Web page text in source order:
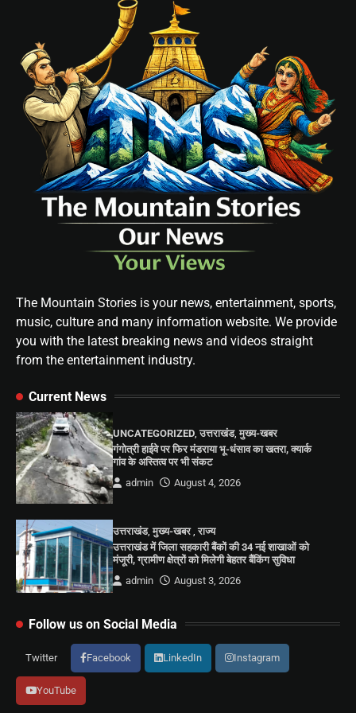
The Mountain Stories is your news, entertainment, sports,
music, culture and many information website. We provide
you with the latest breaking news and videos straight
from the entertainment industry.
Current News
UNCATEGORIZED ,उत्तराखंड,मुख्य-खबर
गंगोत्री हाईवे पर फिर मंडराया भू-धंसाव का खतरा, क्यार्क
गांव के अस्तित्व पर भी संकट
admin
August 4, 2026
उत्तराखंड,मुख्य-खबर,राज्य
उत्तराखंड में जिला सहकारी बैंकों की 34 नई शाखाओं को
मंजूरी, ग्रामीण क्षेत्रों को मिलेगी बेहतर बैंकिंग सुविधा
admin
August 3, 2026
Follow us on Social Media
Twitter Facebook LinkedIn Instagram
YouTube